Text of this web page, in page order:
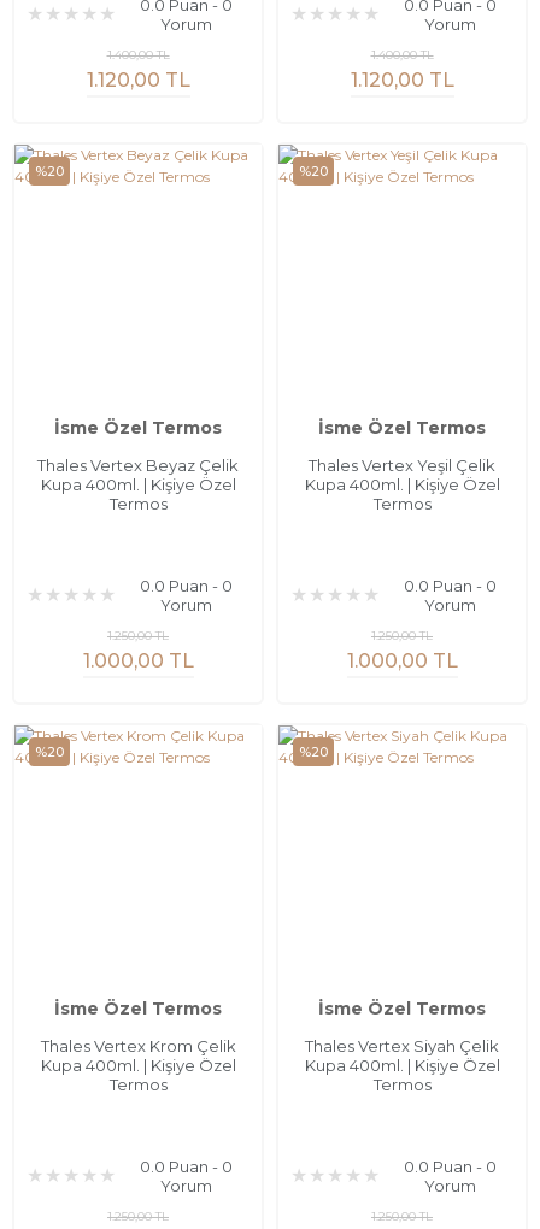
0.0 Puan - 0
Yorum
1.120,00 TL
1.400,00 TL
0.0 Puan - 0
Yorum
1.120,00 TL
1.400,00 TL
%20
İsme Özel Termos
Thales Vertex Beyaz Çelik
Kupa 400ml. | Kişiye Özel
Termos
0.0 Puan - 0
Yorum
1.000,00 TL
1.250,00 TL
%20
İsme Özel Termos
Thales Vertex Yeşil Çelik
Kupa 400ml. | Kişiye Özel
Termos
0.0 Puan - 0
Yorum
1.000,00 TL
1.250,00 TL
%20
İsme Özel Termos
Thales Vertex Krom Çelik
Kupa 400ml. | Kişiye Özel
Termos
0.0 Puan - 0
Yorum
1.250,00 TL
%20
İsme Özel Termos
Thales Vertex Siyah Çelik
Kupa 400ml. | Kişiye Özel
Termos
0.0 Puan - 0
Yorum
1.250,00 TL